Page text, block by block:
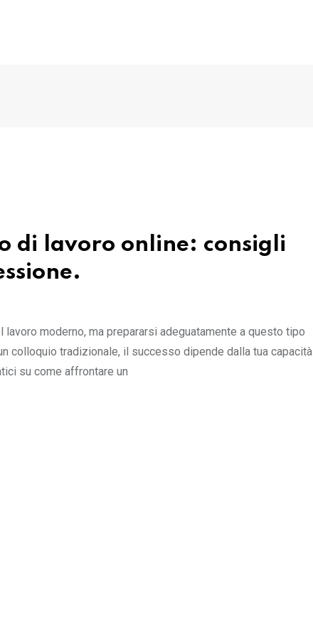
di lavoro online: consigli
moderno, ma prepararsi adeguatamente a questo tipo
colloquio tradizionale, il successo dipende dalla tua capacità
su come affrontare un